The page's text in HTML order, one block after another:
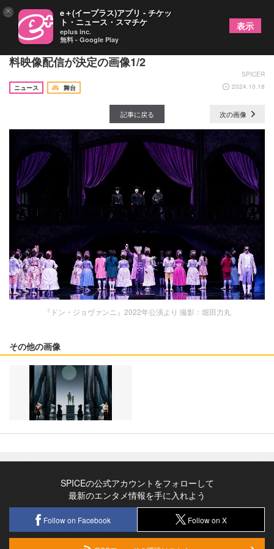
新国立劇場オペラ公演『ドン・ジョヴァンニ』の無
料映像配信が決定の画像1/2
SPICER
ニュース
舞台 2024.10.18
記事に戻る 次の画像
『ドン・ジョヴァンニ』2022年公演より 撮影：堀田力丸
その他の画像
SPICEの公式アカウントをフォローして
最新のエンタメ情報を手に入れよう
Follow on Facebook Follow on X
× e＋(イープラス)アプリ - チケッ
ト・ニュース・スマチケ
eplus inc.
無料 - Google Play
表示